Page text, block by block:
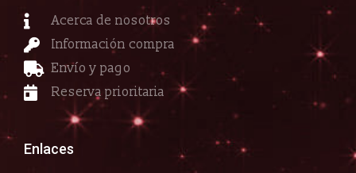
Acerca de nosotros
Información compra
Envío y pago
Reserva prioritaria
Enlaces